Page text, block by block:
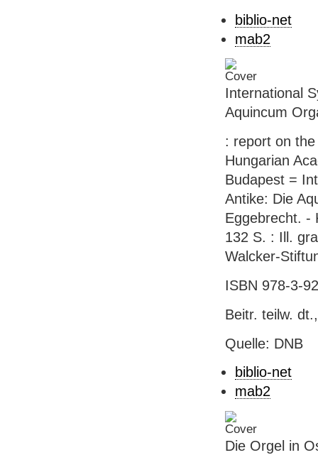
biblio-net
mab2
International
Aquincum
: report on
Hungarian
Budapest =
Antike: Die
Eggebrecht. -
132 S. : Ill.
Walcker-
ISBN 978-3-
Beitr. teilw.
Quelle: DNB
biblio-net
mab2
Die Orgel in